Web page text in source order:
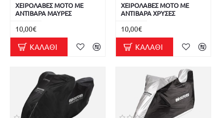
ΧΕΙΡΟΛΑΒΕΣ ΜΟΤΟ ΜΕ
ΑΝΤΙΒΑΡΑ ΜΑΥΡΕΣ
10,00€
ΚΑΛΆΘΙ
ΧΕΙΡΟΛΑΒΕΣ ΜΟΤΟ ΜΕ
ΑΝΤΙΒΑΡΑ ΧΡΥΣΕΣ
10,00€
ΚΑΛΆΘΙ